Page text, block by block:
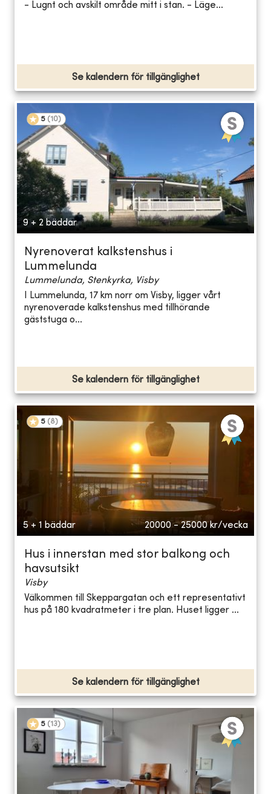
- Lugnt och avskilt område mitt i stan. - Läge...
Se kalendern för tillgänglighet
5 (10)
9 + 2 bäddar
Nyrenoverat kalkstenshus i
Lummelunda
Lummelunda, Stenkyrka, Visby
I Lummelunda, 17 km norr om Visby, ligger vårt
nyrenoverade kalkstenshus med tillhörande
gäststuga o...
Se kalendern för tillgänglighet
5 (8)
5 + 1 bäddar 20000 - 25000 kr/vecka
Hus i innerstan med stor balkong och
havsutsikt
Visby
Välkommen till Skeppargatan och ett representativt
hus på 180 kvadratmeter i tre plan. Huset ligger ...
Se kalendern för tillgänglighet
5 (13)